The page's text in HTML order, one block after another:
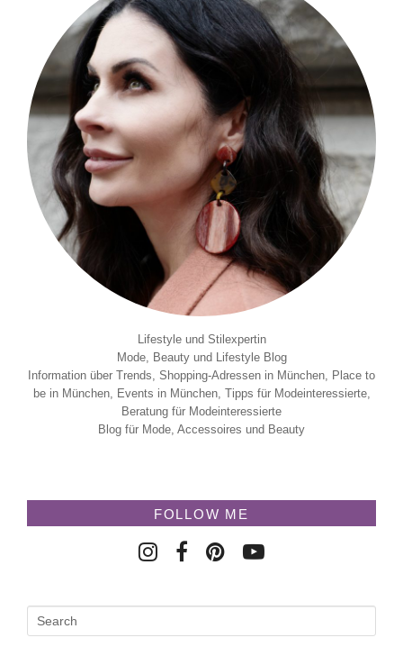
Lifestyle und Stilexpertin
Mode, Beauty und Lifestyle Blog
Information über Trends, Shopping-Adressen in München, Place to
be in München, Events in München, Tipps für Modeinteressierte,
Beratung für Modeinteressierte
Blog für Mode, Accessoires und Beauty
FOLLOW ME